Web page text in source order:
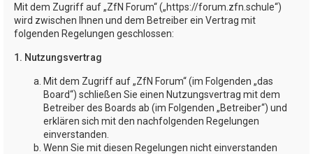
Mit dem Zugriff auf „ZfN Forum“ („https://forum.zfn.schule“)
wird zwischen Ihnen und dem Betreiber ein Vertrag mit
folgenden Regelungen geschlossen:
1. Nutzungsvertrag
Mit dem Zugriff auf „ZfN Forum“ (im Folgenden „das
Board“) schließen Sie einen Nutzungsvertrag mit dem
Betreiber des Boards ab (im Folgenden „Betreiber“) und
erklären sich mit den nachfolgenden Regelungen
einverstanden.
Wenn Sie mit diesen Regelungen nicht einverstanden